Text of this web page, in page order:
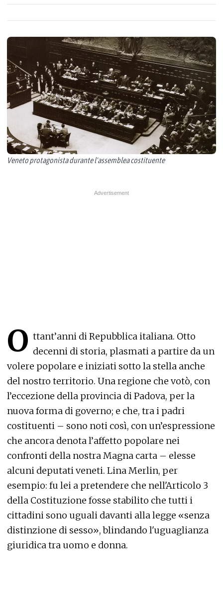
Veneto protagonista durante l'assemblea costituente
O ttant’anni di Repubblica italiana. Otto
decenni di storia, plasmati a partire da un
volere popolare e iniziati sotto la stella anche
del nostro territorio. Una regione che votò, con
l’eccezione della provincia di Padova, per la
nuova forma di governo; e che, tra i padri
costituenti – sono noti così, con un’espressione
che ancora denota l’affetto popolare nei
confronti della nostra Magna carta – elesse
alcuni deputati veneti. Lina Merlin, per
esempio: fu lei a pretendere che nell'Articolo 3
della Costituzione fosse stabilito che tutti i
cittadini sono uguali davanti alla legge «senza
distinzione di sesso», blindando l'uguaglianza
giuridica tra uomo e donna.